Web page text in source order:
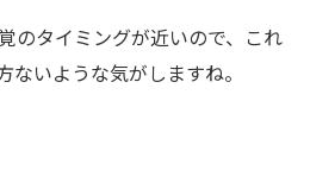
のタイミングが近いので、これ
ないような気がしますね。